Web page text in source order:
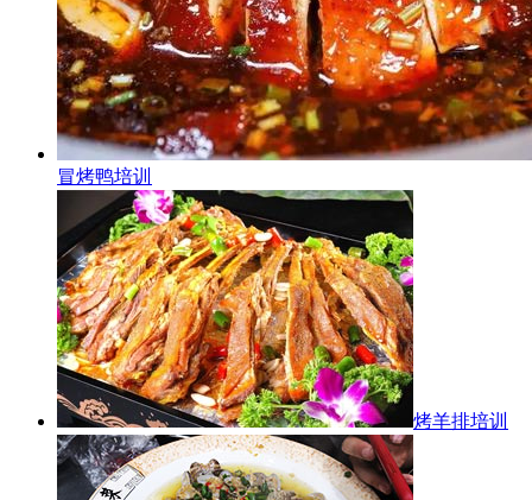
冒烤鸭培训
烤羊排培训